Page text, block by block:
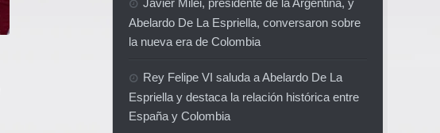
Abelardo De La Espriella, conversaron sobre
la nueva era de Colombia
Rey Felipe VI saluda a Abelardo De La
Espriella y destaca la relación histórica entre
España y Colombia